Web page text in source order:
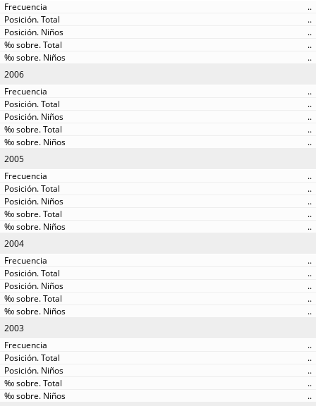
..
..
..
..
..
2006
..
..
..
..
..
2005
..
..
..
..
..
2004
..
..
..
..
..
2003
..
..
..
..
..